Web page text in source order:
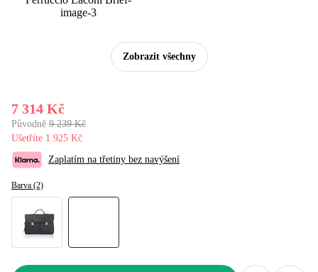
Zobrazit všechny
7 314 Kč
Původně 9 239 Kč
Ušetříte 1 925 Kč
Zaplatím na třetiny bez navýšení
Barva (2)